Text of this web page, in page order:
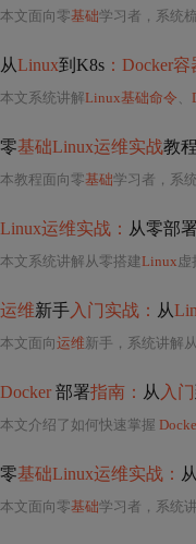
本文面向零基础学习者，系统
从Linux到K8s ：Docker
本文系统讲解Linux基础命令 、
零基础Linux运维实战教程
本教程面向零基础学习者，系
Linux运维实战： 从零部
本文系统讲解从零搭建Linux虚
运维新手入门实战： 从
本文面向运维新手，系统讲解从
Docker 部署指南： 从 入门
本文介绍了如何快速掌握
零基础Linux运维实战： 从
本文面向零基础学习者，系统